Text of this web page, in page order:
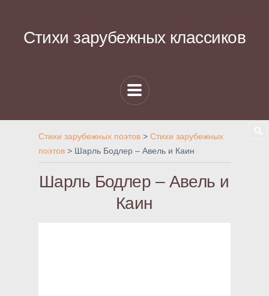
Стихи зарубежных классиков
Стихи зарубежных поэтов > Стихи зарубежных
поэтов > Шарль Бодлер – Авель и Каин
Шарль Бодлер – Авель и
Каин